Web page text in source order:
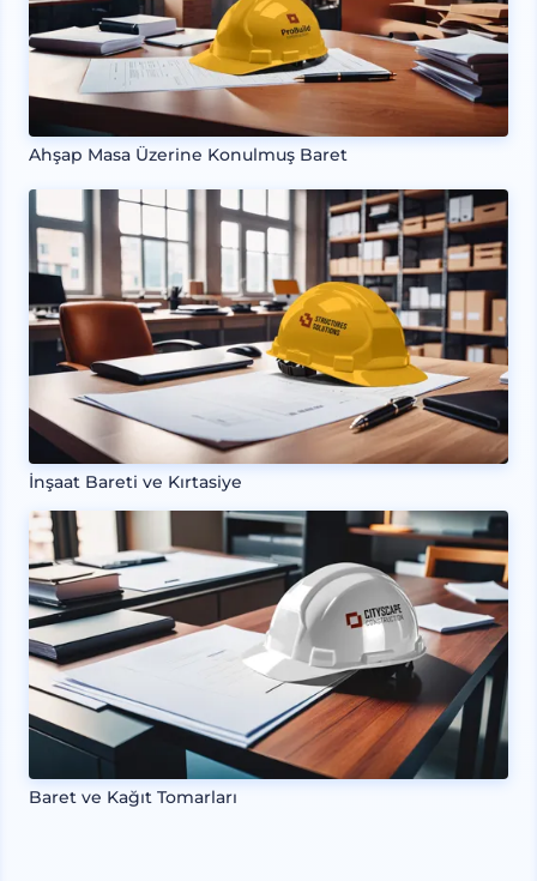
Ahşap Masa Üzerine Konulmuş Baret
İnşaat Bareti ve Kırtasiye
Baret ve Kağıt Tomarları